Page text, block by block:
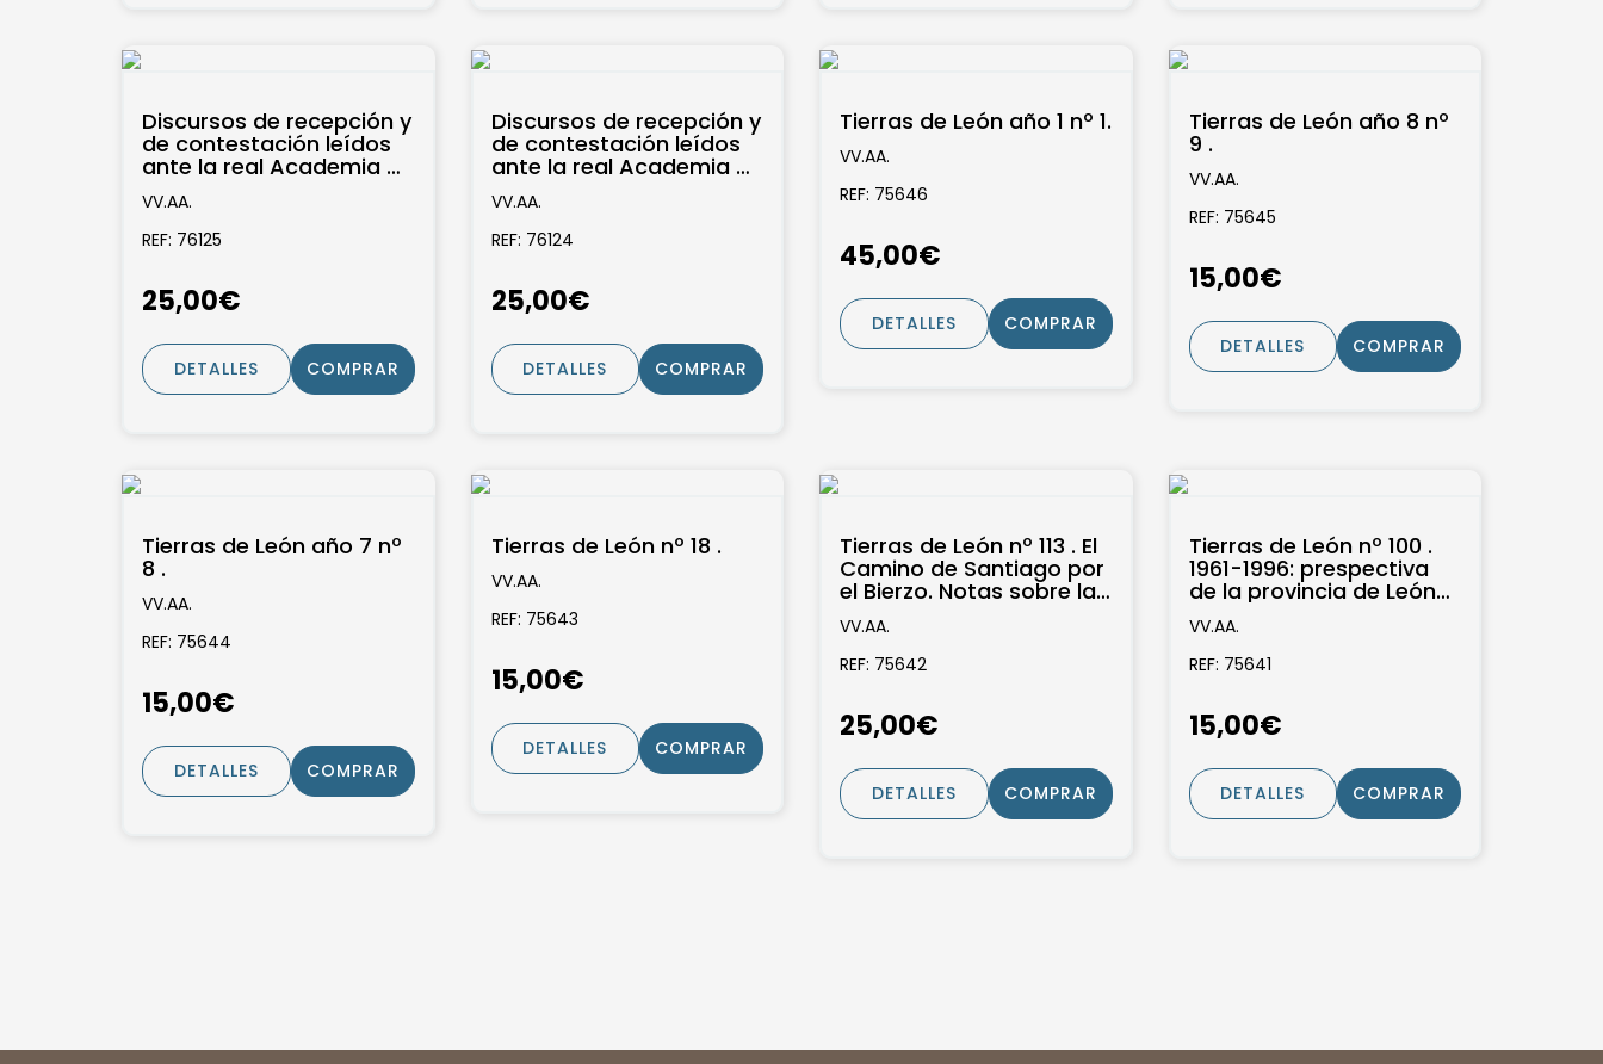
Discursos de recepción y
de contestación leídos
ante la real Academia de
ciencias morales y
políticas...
VV.AA.
REF: 76125
25,00€
DETALLES COMPRAR
Discursos de recepción y
de contestación leídos
ante la real Academia de
ciencias morales y
políticas...
VV.AA.
REF: 76124
25,00€
DETALLES COMPRAR
Tierras de León año 1 nº 1.
VV.AA.
REF: 75646
45,00€
DETALLES COMPRAR
Tierras de León año 8 nº
9 .
VV.AA.
REF: 75645
15,00€
DETALLES COMPRAR
Tierras de León año 7 nº
8 .
VV.AA.
REF: 75644
15,00€
DETALLES COMPRAR
Tierras de León nº 18 .
VV.AA.
REF: 75643
15,00€
DETALLES COMPRAR
Tierras de León nº 113 . El
Camino de Santiago por
el Bierzo. Notas sobre la
historia de la imprenta...
VV.AA.
REF: 75642
25,00€
DETALLES COMPRAR
Tierras de León nº 100 .
1961-1996: prespectiva
de la provincia de León
durante los ultimos
treinta...
VV.AA.
REF: 75641
15,00€
DETALLES COMPRAR